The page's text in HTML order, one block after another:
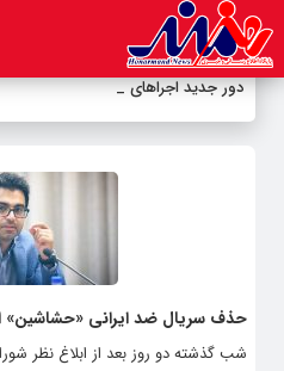
دور جدید اجراهای نم_
حذف سریال ضد ایرانی «حشاشین»
شب گذشته دو روز بعد از ابلاغ نظر